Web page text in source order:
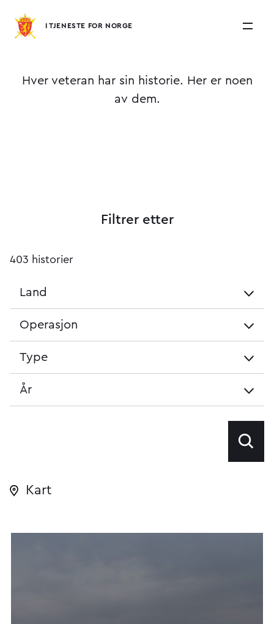
I TJENESTE FOR NORGE
Hver veteran har sin historie. Her er noen
av dem.
Filtrer etter
403 historier
Land
Operasjon
Type
År
Kart